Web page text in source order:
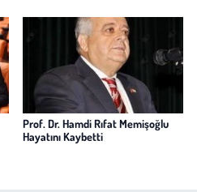
Prof. Dr. Hamdi Rıfat Memişoğlu
Hayatını Kaybetti